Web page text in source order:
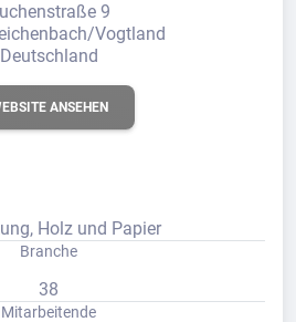
9
Vogtland
Deutschland
ANSEHEN
Holz und Papier
Branche
38
Mitarbeitende